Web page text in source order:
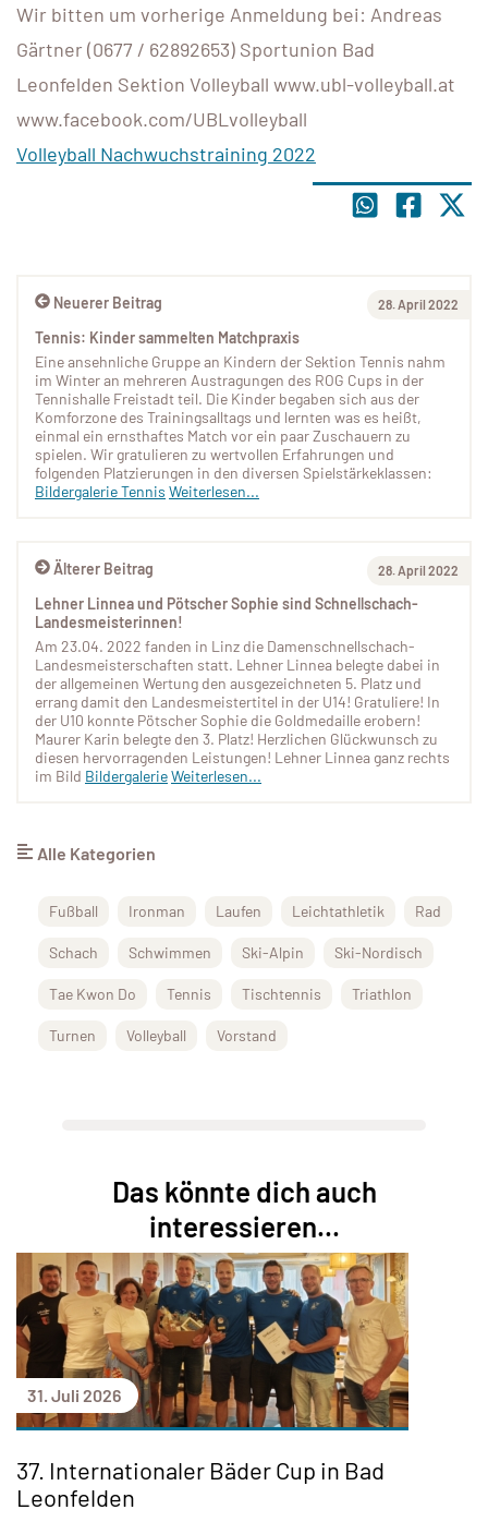
Wir bitten um vorherige Anmeldung bei: Andreas
Gärtner (0677 / 62892653) Sportunion Bad
Leonfelden Sektion Volleyball www.ubl-volleyball.at
www.facebook.com/UBLvolleyball
Volleyball Nachwuchstraining 2022
Älterer Beitrag 28. April 2022
Lehner Linnea und Pötscher Sophie sind Schnellschach-
Landesmeisterinnen!
Am 23.04. 2022 fanden in Linz die Damenschnellschach-
Landesmeisterschaften statt. Lehner Linnea belegte dabei in
der allgemeinen Wertung den ausgezeichneten 5. Platz und
errang damit den Landesmeistertitel in der U14! Gratuliere! In
der U10 konnte Pötscher Sophie die Goldmedaille erobern!
Maurer Karin belegte den 3. Platz! Herzlichen Glückwunsch zu
diesen hervorragenden Leistungen! Lehner Linnea ganz rechts
im Bild BildergalerieWeiterlesen...
Neuerer Beitrag 28. April 2022
Tennis: Kinder sammelten Matchpraxis
Eine ansehnliche Gruppe an Kindern der Sektion Tennis nahm
im Winter an mehreren Austragungen des ROG Cups in der
Tennishalle Freistadt teil. Die Kinder begaben sich aus der
Komforzone des Trainingsalltags und lernten was es heißt,
einmal ein ernsthaftes Match vor ein paar Zuschauern zu
spielen. Wir gratulieren zu wertvollen Erfahrungen und
folgenden Platzierungen in den diversen Spielstärkeklassen:
Bildergalerie Tennis Weiterlesen...
Alle Kategorien
Fußball Ironman Laufen Leichtathletik Rad
Schach Schwimmen Ski-Alpin Ski-Nordisch
Tae Kwon Do Tennis Tischtennis Triathlon
Turnen Volleyball Vorstand
Das könnte dich auch
interessieren...
31. Juli 2026
37. Internationaler Bäder Cup in Bad
Leonfelden